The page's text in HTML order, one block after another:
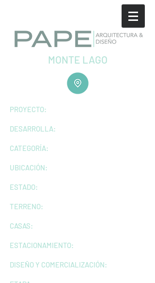
MONTE LAGO
PROYECTO:
DESARROLLA:
CATEGORÍA:
UBICACIÓN:
ESTADO:
TERRENO:
CASAS:
ESTACIONAMIENTO:
DISEÑO Y COMERCIALIZACIÓN: